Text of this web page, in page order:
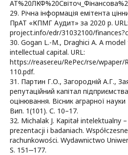
29. Річна інформація емітента
ПрАТ «КПМГ Аудит» за 2020 р.
project.info/edr/31032100/
30. Gogan L.-M., Draghici A. A
intellectual capital. URL:
https://reaser.eu/RePec/rse/wpaper/
110.pdf.
31. Партин Г.О., Загородній А.Г.,
репутаційний капітал
оцінювання. Вісник аграрної
Вип. 1(101). С. 10–17.
32. Michalak J. Kapitał intelektualny
prezentacji i badaniach.
rachunkowości. Wydawnictwo
S. 151‒177.